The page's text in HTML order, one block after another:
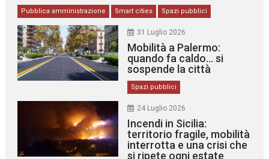
Pubblica amministrazione Smart cities Spazi pubblici
31 Luglio 2026
Mobilità a Palermo:
quando fa caldo… si
sospende la città
Spazi pubblici
24 Luglio 2026
Incendi in Sicilia:
territorio fragile, mobilità
interrotta e una crisi che
si ripete ogni estate